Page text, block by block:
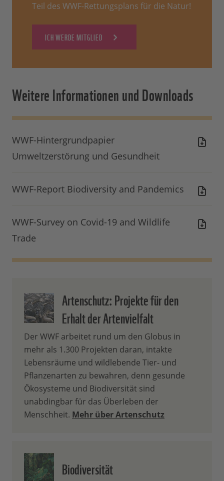
Teil des WWF-Rettungsplans für die Natur!
ICH WERDE MITGLIED
Weitere Informationen und Downloads
WWF-Hintergrundpapier
Umweltzerstörung und Gesundheit
WWF-Report Biodiversity and Pandemics
WWF-Survey on Covid-19 and Wildlife
Trade
Artenschutz: Projekte für den
Erhalt der Artenvielfalt
Der WWF arbeitet rund um den Globus in
mehr als 1.300 Projekten daran, intakte
Lebensräume und wildlebende Tier- und
Pflanzenarten zu bewahren, denn gesunde
Ökosysteme und Biodiversität sind
unabdingbar für das Überleben der
Menschheit. Mehr über Artenschutz
Biodiversität